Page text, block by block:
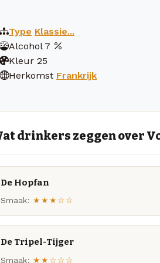
Type Klassie...
Alcohol 7
Kleur 25
Herkomst Frankrijk
drinkers zeggen over
De Hopfan
Smaak: ★★★☆☆
De Tripel-Tijger
Smaak: ★★☆☆☆